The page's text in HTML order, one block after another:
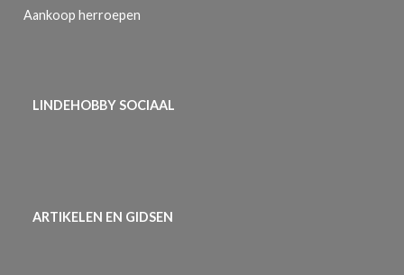
Aankoop herroepen
LINDEHOBBY SOCIAAL
ARTIKELEN EN GIDSEN